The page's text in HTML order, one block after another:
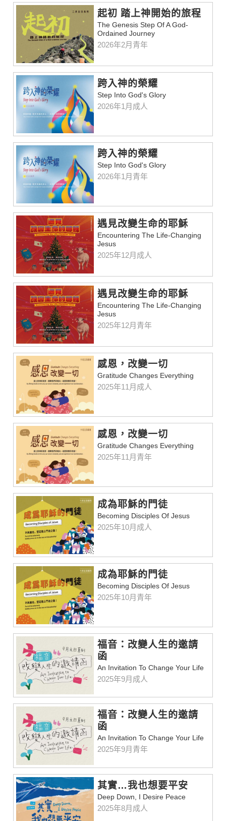
起初 踏上神開始的旅程
The Genesis Step Of A God-
Ordained Journey
2026年2月青年
跨入神的榮耀
Step Into God's Glory
2026年1月成人
跨入神的榮耀
Step Into God's Glory
2026年1月青年
遇見改變生命的耶穌
Encountering The Life-Changing
Jesus
2025年12月成人
遇見改變生命的耶穌
Encountering The Life-Changing
Jesus
2025年12月青年
感恩，改變一切
Gratitude Changes Everything
2025年11月成人
感恩，改變一切
Gratitude Changes Everything
2025年11月青年
成為耶穌的門徒
Becoming Disciples Of Jesus
2025年10月成人
成為耶穌的門徒
Becoming Disciples Of Jesus
2025年10月青年
福音：改變人生的邀請
函
An Invitation To Change Your Life
2025年9月成人
福音：改變人生的邀請
函
An Invitation To Change Your Life
2025年9月青年
其實…我也想要平安
Deep Down, I Desire Peace
2025年8月成人